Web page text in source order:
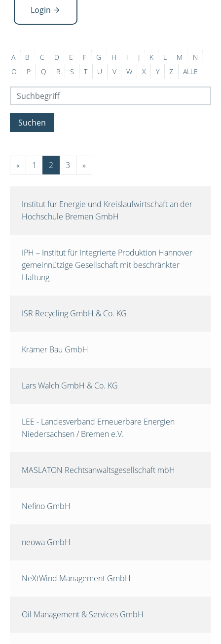
Login
A B C D E F G H I J K L M
N
O
P Q R S T U V W X Y Z ALLE
Suchen
« 1 2 3 »
Institut für Energie und Kreislaufwirtschaft an der
Hochschule Bremen GmbH
IPH – Institut für Integrierte Produktion Hannover
gemeinnützige Gesellschaft mit beschränkter
Haftung
ISR Recycling GmbH & Co. KG
Krämer Bau GmbH
Lars Walch GmbH & Co. KG
LEE - Landesverband Erneuerbare Energien
Niedersachsen / Bremen e.V.
MASLATON Rechtsanwaltsgesellschaft mbH
Nefino GmbH
neowa GmbH
NeXtWind Management GmbH
Oil Management & Services GmbH